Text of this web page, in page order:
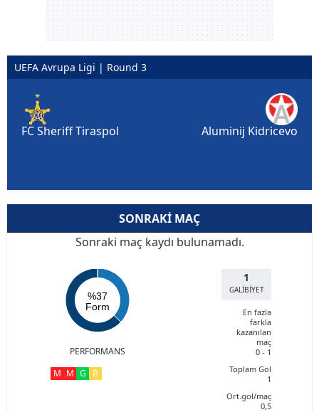
UEFA Avrupa Ligi | Round 3
FC Sheriff Tiraspol Aluminij Kidricevo
SONRAKI MAÇ
Sonraki maç kaydı bulunamadı.
%37
Form
PERFORMANS
M M G B
1
GALİBİYET
En fazla
farkla
kazanılan
maç
0 - 1
Toplam Gol
1
Ort.gol/maç
0,5